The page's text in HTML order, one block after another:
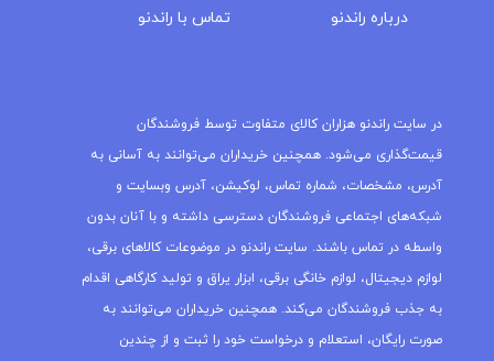
درباره‌ راندنو تماس با راندنو
در سایت راندنو هزاران کالای متفاوت توسط فروشندگان
قیمت‌گذاری می‌شود. همچنین خریداران می‌توانند به آسانی به
آدرس، مشخصات، شماره تماس، لوکیشن، آدرس وبسایت و
شبکه‌های اجتماعی فروشندگان دسترسی داشته و با آنان بدون
واسطه در تماس باشند. سایت راندنو در موضوعات کالاهای برقی،
لوازم دیجیتال، لوازم خانگی برقی، ابزار یراق و تولید کارگاهی اقدام
به جذب فروشندگان می‌کند. همچنین خریداران می‌توانند به
صورت رایگان، استعلام و درخواست خود را ثبت و از چندین